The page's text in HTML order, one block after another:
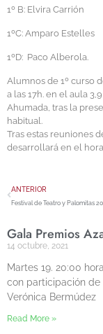
1º B: Elvira Carrión
1ºC: Amparo Estelles
1ºD: Paco Alberola.
Alumnos de 1º curso
a las 17h. en el aula
Ahumada, tras la
habitual.
Tras estas reuniones
desarrollará en el
ANTERIOR
Festival de Teatro y Palomitas
Gala Premios
14 octubre, 2021
Martes 19. 20:00
con participación de
Verónica Bermúdez
Read More »